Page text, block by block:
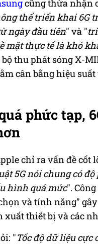
cũng thừa nhận
thể triển khai 6G
ngày đầu tiên" và "
mặt thực tế là khó
thu phát sóng X-
cân bằng hiệu suất
phức tạp,
chỉ ra vấn đề cốt
5G nói chung có độ
hình quá mức".
và tính năng"
xuất thiết bị và các
"Tốc độ dữ liệu cực